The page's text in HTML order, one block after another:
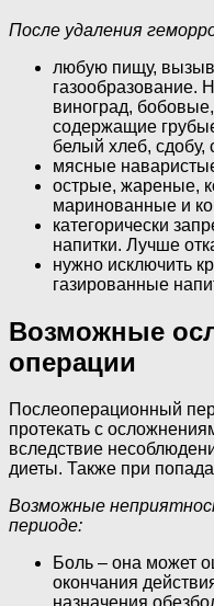
После удаления
любую пищу,
газообразование.
виноград,
содержащие
белый хлеб, сдобу,
мясные
острые, жареные,
маринованные и
категорически
напитки. Лучше
нужно исключить
газированные
Возможные
операции
Послеоперационный
протекать с
вследствие
диеты. Также при
Возможные
периоде:
Боль – она может
окончания